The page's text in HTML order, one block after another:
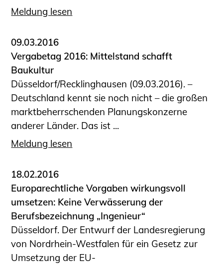
Meldung lesen
09.03.2016
Vergabetag 2016: Mittelstand schafft
Baukultur
Düsseldorf/Recklinghausen (09.03.2016). –
Deutschland kennt sie noch nicht – die großen
marktbeherrschenden Planungskonzerne
anderer Länder. Das ist ...
Meldung lesen
18.02.2016
Europarechtliche Vorgaben wirkungsvoll
umsetzen: Keine Verwässerung der
Berufsbezeichnung „Ingenieur“
Düsseldorf. Der Entwurf der Landesregierung
von Nordrhein-Westfalen für ein Gesetz zur
Umsetzung der EU-